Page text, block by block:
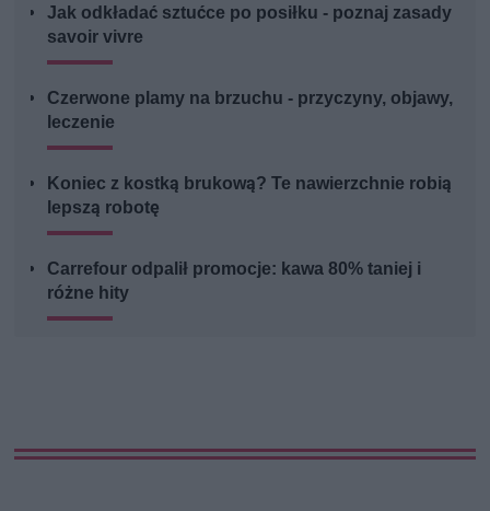
Jak odkładać sztućce po posiłku - poznaj zasady
savoir vivre
Czerwone plamy na brzuchu - przyczyny, objawy,
leczenie
Koniec z kostką brukową? Te nawierzchnie robią
lepszą robotę
Carrefour odpalił promocje: kawa 80% taniej i
różne hity